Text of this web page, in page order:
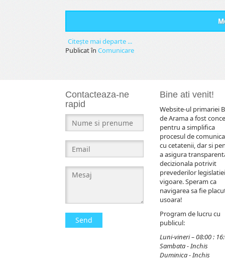
Citeşte mai departe ...
Publicat în Comunicare
Contacteaza-ne
rapid
Send
Bine ati venit!
Website-ul primariei
de Arama a fost
pentru a simplifica
procesul de
cu cetatenii, dar si
a asigura
decizionala potrivit
prevederilor
vigoare. Speram ca
navigarea sa fie
usoara!
Program de lucru cu
publicul:
Luni-vineri – 08:00 :
Sambata - Inchis
Duminica - Inchis